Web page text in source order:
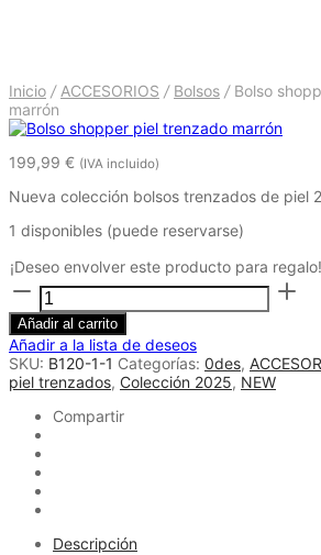
Inicio / ACCESORIOS / Bolsos /Bolso
marrón
199,99 € (IVA incluido)
Nueva colección bolsos trenzados de piel
1 disponibles (puede reservarse)
¡Deseo envolver este producto para
Bolso
shopper
piel
trenzado
marrón
cantidad
Añadir al carrito
Añadir a la lista de deseos
SKU: B120-1-1 Categorías: 0des,
piel trenzados, Colección 2025, NEW
Compartir
Descripción